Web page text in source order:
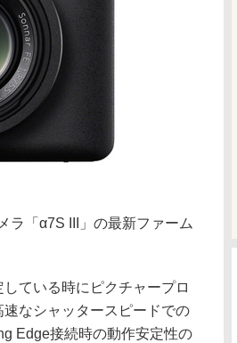
ラ「α7S III」の最新ファーム
ている時にピクチャープロ
なシャッタースピードでの
Edge接続時の動作安定性の